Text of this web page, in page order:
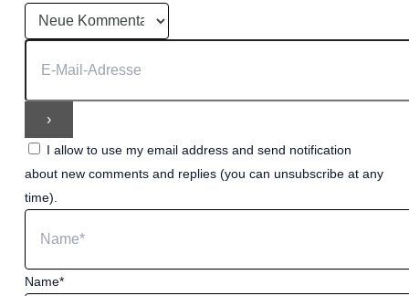
I allow to use my email address and send notification
about new comments and replies (you can unsubscribe at any
time).
Name*